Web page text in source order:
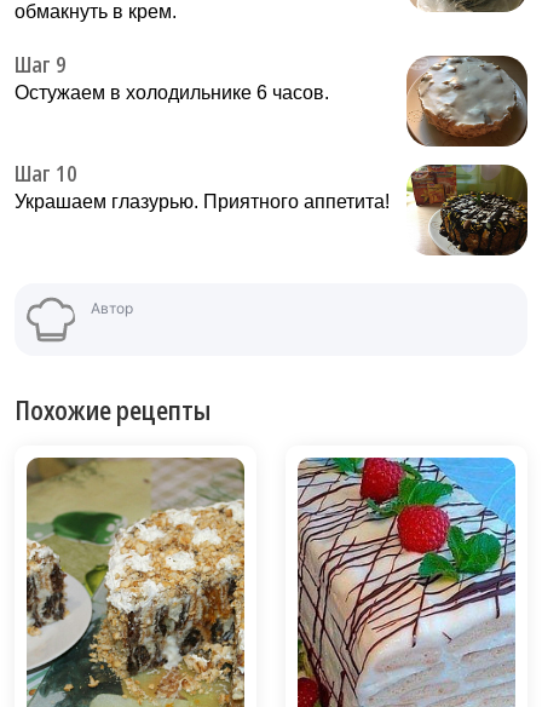
обмакнуть в крем.
Шаг 9
Остужаем в холодильнике 6 часов.
Шаг 10
Украшаем глазурью. Приятного аппетита!
Автор
Похожие рецепты